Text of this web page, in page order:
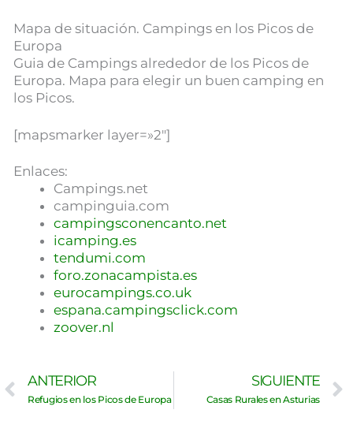
Mapa de situación. Campings en los Picos de
Europa
Guia de Campings alrededor de los Picos de
Europa. Mapa para elegir un buen camping en
los Picos.
[mapsmarker layer=»2″]
Enlaces:
Campings.net
campinguia.com
campingsconencanto.net
icamping.es
tendumi.com
foro.zonacampista.es
eurocampings.co.uk
espana.campingsclick.com
zoover.nl
Ant
ANTERIOR
Refugios en los Picos de Europa
SIGUIENTE
Casas Rurales en Asturias